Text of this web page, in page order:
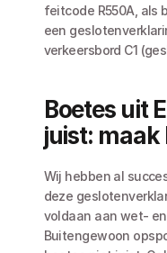
feitcode R550A, als
een
verkeersbord C1
Boetes uit
juist:
Wij hebben al
deze
voldaan aan wet-
Buitengewoon